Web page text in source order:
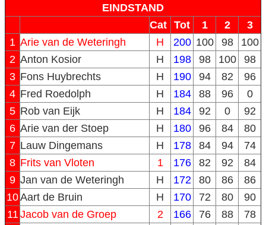
EINDSTAND
Cat Tot 1 2
3
1 Arie van de Weteringh H 200 100 98
100
2 Anton Kosior H 198 98 100
98
3 Fons Huybrechts H 190 94 82
96
4 Fred Roedolph H 184 88 96
0
5 Rob van Eijk H 184 92 0
92
6 Arie van der Stoep H 180 96 84
80
7 Lauw Dingemans H 178 84 94
74
8 Frits van Vloten 1 176 82 92
84
9 Jan van de Weteringh H 172 80 86
86
10Aart de Bruin H 170 72 80
90
11Jacob van de Groep 2 166 76 88
78